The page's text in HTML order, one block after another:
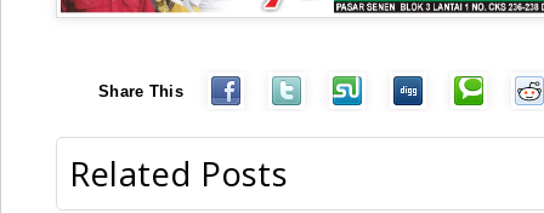
Share This
Related Posts